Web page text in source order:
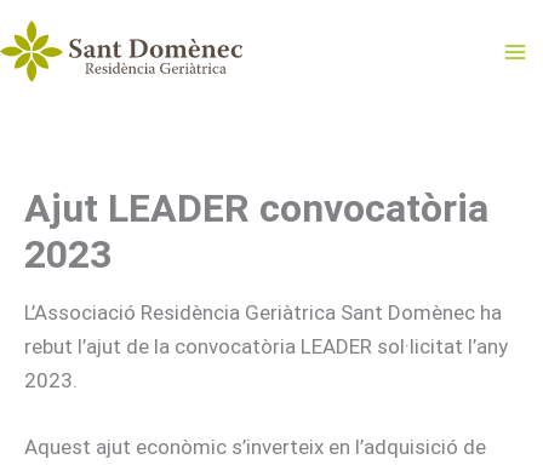
Vés
al
contingut
Ajut LEADER convocatòria
2023
L’Associació Residència Geriàtrica Sant Domènec ha
rebut l’ajut de la convocatòria LEADER sol·licitat l’any
2023.
Aquest ajut econòmic s’inverteix en l’adquisició de